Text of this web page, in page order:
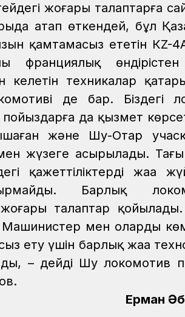
жоғары талаптарға
атап өткендей, бұл
қамтамасыз ететін КZ-
франциялық
келетін техникалар
де бар. Біздегі
да қызмет
және Шу-Отар
жүзеге асырылады. Тағы
қажеттіліктерді жаңа
Барлық
талаптар қойылады.
Машинистер мен олардың
ету үшін барлық жаңа
– дейді Шу локомотив
Ерман